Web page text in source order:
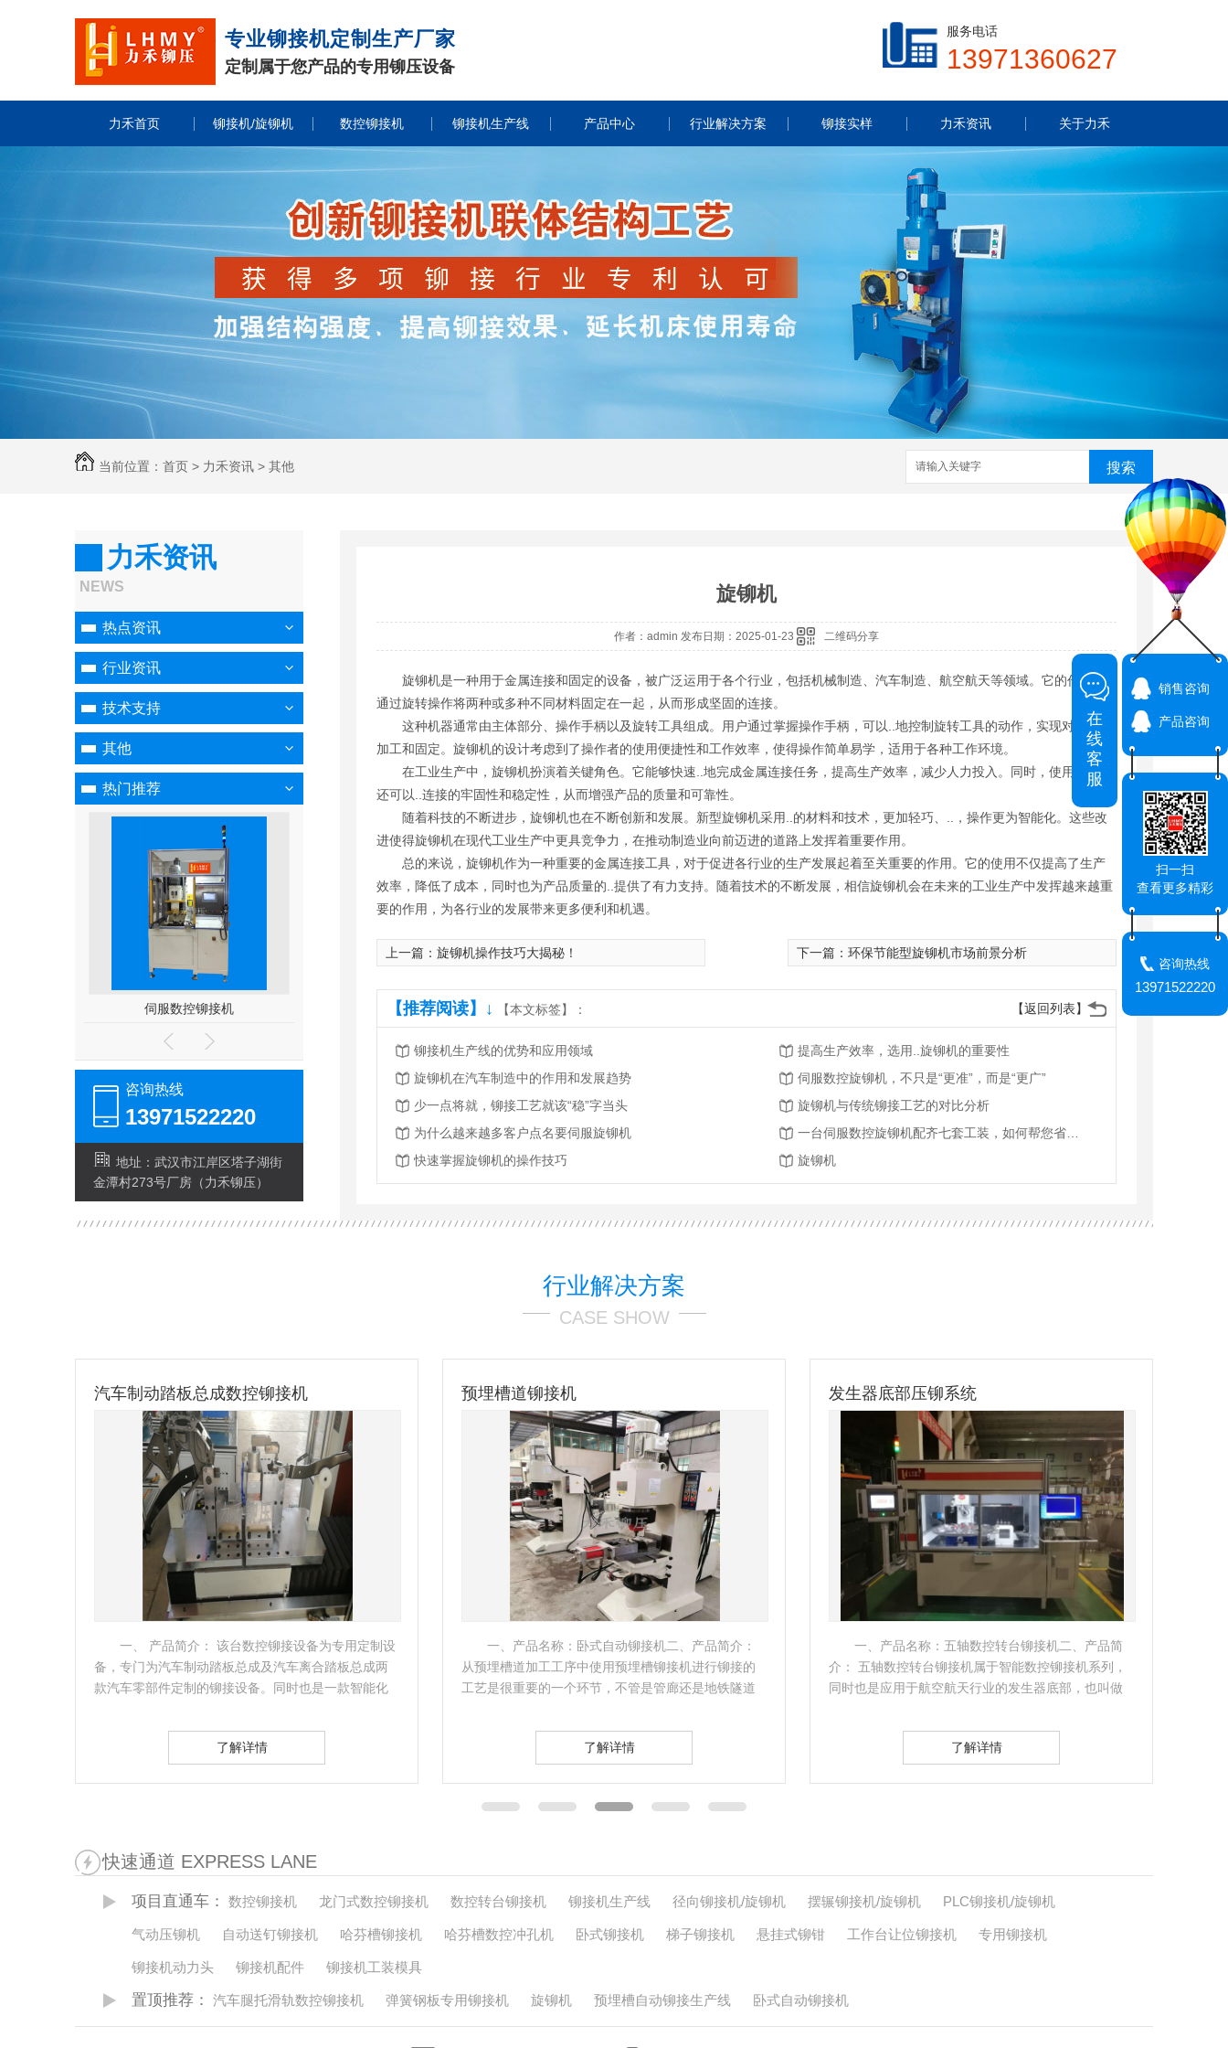
专业铆接机定制生产厂家
定制属于您产品的专用铆压设备
服务电话
13971360627
力禾首页 铆接机/旋铆机 数控铆接机 铆接机生产线 产品中心 行业解决方案 铆接实样 力禾资讯 关于力禾
当前位置： 首页 > 力禾资讯 > 其他 搜索
哈芬槽铆接机
力禾资讯
NEWS
热点资讯
行业资讯
技术支持
其他
热门推荐
雨刮器联动杆数控转台铆接机
咨询热线
13971522220
地址：武汉市江岸区塔子湖街
金潭村273号厂房（力禾铆压）
旋铆机
作者：admin 发布日期：2025-01-23 二维码分享
旋铆机是一种用于金属连接和固定的设备，被广泛运用于各个行业，包括机械制造、汽车制造、航空航天等领域。它的作用是
通过旋转操作将两种或多种不同材料固定在一起，从而形成坚固的连接。
这种机器通常由主体部分、操作手柄以及旋转工具组成。用户通过掌握操作手柄，可以..地控制旋转工具的动作，实现对工件的
加工和固定。旋铆机的设计考虑到了操作者的使用便捷性和工作效率，使得操作简单易学，适用于各种工作环境。
在工业生产中，旋铆机扮演着关键角色。它能够快速..地完成金属连接任务，提高生产效率，减少人力投入。同时，使用旋铆机
还可以..连接的牢固性和稳定性，从而增强产品的质量和可靠性。
随着科技的不断进步，旋铆机也在不断创新和发展。新型旋铆机采用..的材料和技术，更加轻巧、..，操作更为智能化。这些改
进使得旋铆机在现代工业生产中更具竞争力，在推动制造业向前迈进的道路上发挥着重要作用。
总的来说，旋铆机作为一种重要的金属连接工具，对于促进各行业的生产发展起着至关重要的作用。它的使用不仅提高了生产
效率，降低了成本，同时也为产品质量的..提供了有力支持。随着技术的不断发展，相信旋铆机会在未来的工业生产中发挥越来越重
要的作用，为各行业的发展带来更多便利和机遇。
上一篇： 旋铆机操作技巧大揭秘！ 下一篇： 环保节能型旋铆机市场前景分析
【返回列表】
【推荐阅读】↓ 【本文标签】：
铆接机生产线的优势和应用领域
提高生产效率，选用..旋铆机的重要性
旋铆机在汽车制造中的作用和发展趋势
伺服数控旋铆机，不只是“更准”，而是“更广”
少一点将就，铆接工艺就该“稳”字当头
旋铆机与传统铆接工艺的对比分析
为什么越来越多客户点名要伺服旋铆机
快速掌握旋铆机的操作技巧
旋铆机
行业解决方案
CASE SHOW
数控铆接机
该台数控铆接设备为专用定制设
板总成及汽车离合踏板总成两
接设备。同时也是一款智能化
预埋槽道铆接机
一、产品名称：卧式自动铆接机二、产品简介：
从预埋槽道加工工序中使用预埋槽铆接机进行铆接的
工艺是很重要的一个环节，不管是管廊还是地铁隧道
一、产品名称：五轴数控转台铆接机二、产品简
介： 五轴数控转台铆接机属于智能数控铆接机系列，
同时也是应用于航空航天行业的发生器底部，也叫做
如上图这种铆接盘扣斜拉杆设备的机
LBM20摆辗铆接机。在工厂里也是出货量
备。选购盘扣斜拉杆铆接机的时候..摆辗
快速通道 EXPRESS LANE
项目直通车： 数控铆接机 龙门式数控铆接机 数控转台铆接机 铆接机生产线 径向铆接机/旋铆机 摆辗铆接机/旋铆机 PLC铆接机/旋铆机
气动压铆机 自动送钉铆接机 哈芬槽铆接机 哈芬槽数控冲孔机 卧式铆接机 梯子铆接机 悬挂式铆钳 工作台让位铆接机 专用铆接机
铆接机动力头 铆接机配件 铆接机工装模具
置顶推荐： 汽车腿托滑轨数控铆接机 弹簧钢板专用铆接机 旋铆机 预埋槽自动铆接生产线 卧式自动铆接机
销售咨询
产品咨询
扫一扫
查看更多精彩
咨询热线
13971522220
在
线
客
服